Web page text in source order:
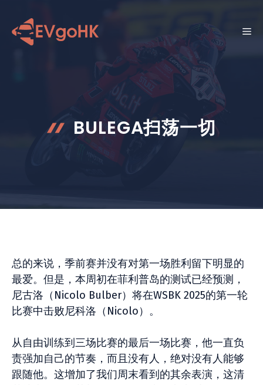
菜
BULEGA扫荡一切
总的来说，季前赛并没有对第一场胜利留下明显的
最爱。但是，本周初在菲利普岛的测试已经预测，
尼古洛（Nicolo Bulber）将在WSBK 2025的第一轮
比赛中击败尼科洛（Nicolo）。
从自由训练到三场比赛的最后一场比赛，他一直负
责强加自己的节奏，而且没有人，绝对没有人能够
跟随他。这增加了我们周末看到的其余表演，这清